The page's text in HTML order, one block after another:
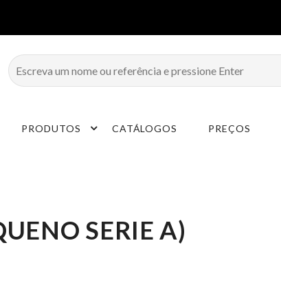
PRODUTOS CATÁLOGOS PREÇOS
SERIE A)